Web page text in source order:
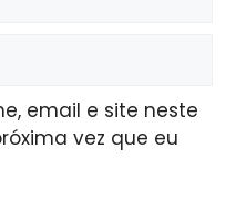
email e site neste
vez que eu